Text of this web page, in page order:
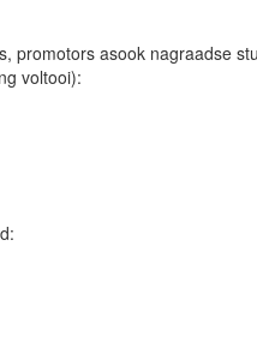
promotors asook nagraadse
voltooi):